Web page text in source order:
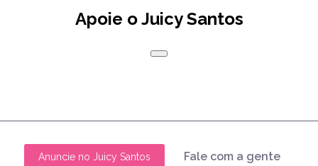
Apoie o Juicy Santos
Anuncie no Juicy Santos Fale com a gente